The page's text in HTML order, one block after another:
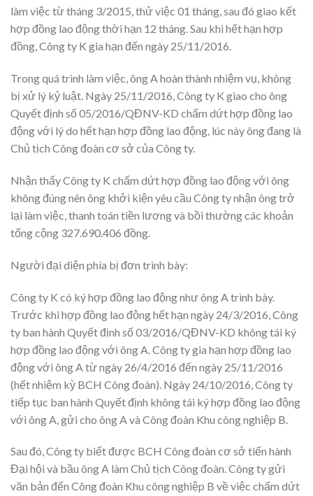
làm việc từ tháng 3/2015, thử việc 01 tháng, sau đó giao kết
hợp đồng lao động thời hạn 12 tháng. Sau khi hết hạn hợp
đồng, Công ty K gia hạn đến ngày 25/11/2016.
Trong quá trình làm việc, ông A hoàn thành nhiệm vụ, không
bị xử lý kỷ luật. Ngày 25/11/2016, Công ty K giao cho ông
Quyết định số 05/2016/QĐNV-KD chấm dứt hợp đồng lao
động với lý do hết hạn hợp đồng lao động, lúc này ông đang là
Chủ tịch Công đoàn cơ sở của Công ty.
Nhận thấy Công ty K chấm dứt hợp đồng lao động với ông
không đúng nên ông khởi kiện yêu cầu Công ty nhận ông trở
lại làm việc, thanh toán tiền lương và bồi thường các khoản
tổng cộng 327.690.406 đồng.
Người đại diện phía bị đơn trình bày:
Công ty K có ký hợp đồng lao động như ông A trình bày.
Trước khi hợp đồng lao động hết hạn ngày 24/3/2016, Công
ty ban hành Quyết định số 03/2016/QĐNV-KD không tái ký
hợp đồng lao động với ông A. Công ty gia hạn hợp đồng lao
động với ông A từ ngày 26/4/2016 đến ngày 25/11/2016
(hết nhiệm kỳ BCH Công đoàn). Ngày 24/10/2016, Công ty
tiếp tục ban hành Quyết định không tái ký hợp đồng lao động
với ông A, gửi cho ông A và Công đoàn Khu công nghiệp B.
Sau đó, Công ty biết được BCH Công đoàn cơ sở tiến hành
Đại hội và bầu ông A làm Chủ tịch Công đoàn. Công ty gửi
văn bản đến Công đoàn Khu công nghiệp B về việc chấm dứt